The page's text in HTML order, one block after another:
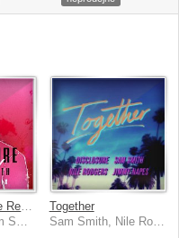
Together
Sam Smith, Nile Rodgers, Disclosure & Jimmy Napes